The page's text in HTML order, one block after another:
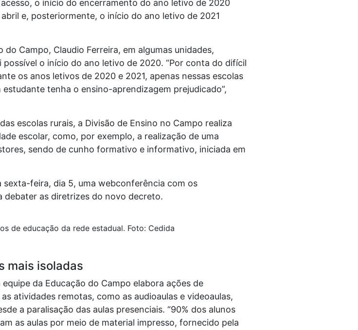
o início do encerramento do ano letivo de 2020
e, posteriormente, o início do ano letivo de 2021
Campo, Claudio Ferreira, em algumas unidades,
o início do ano letivo de 2020. “Por conta do difícil
os anos letivos de 2020 e 2021, apenas nessas escolas
tenha o ensino-aprendizagem prejudicado”,
escolas rurais, a Divisão de Ensino no Campo realiza
escolar, como, por exemplo, a realização de uma
sendo de cunho formativo e informativo, iniciada em
sexta-feira, dia 5, uma webconferência com os
debater as diretrizes do novo decreto.
de educação da rede estadual. Foto: Cedida
mais isoladas
da Educação do Campo elabora ações de
atividades remotas, como as audioaulas e videoaulas,
a paralisação das aulas presenciais. “90% dos alunos
as aulas por meio de material impresso, fornecido pela